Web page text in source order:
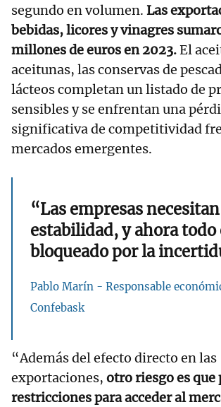
segundo en volumen. Las
bebidas, licores y vinagres
millones de euros en 2023.El
aceitunas, las conservas de
lácteos completan un listado de
sensibles y se enfrentan una
significativa de competitividad
mercados emergentes.
“Las empresas necesitan
estabilidad, y ahora todo
bloqueado por la
Pablo Marín - Responsable
Confebask
“Además del efecto directo en las
exportaciones, otro riesgo es que
restricciones para acceder al